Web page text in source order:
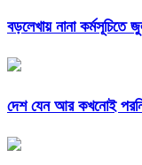
বড়লেখায় নানা
দেশ যেন আর কখনোই